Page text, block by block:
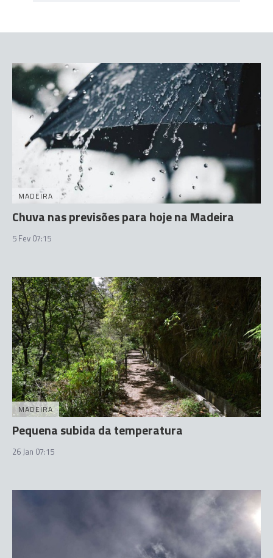
MADEIRA
Chuva nas previsões para hoje na Madeira
5 Fev 07:15
MADEIRA
Pequena subida da temperatura
26 Jan 07:15